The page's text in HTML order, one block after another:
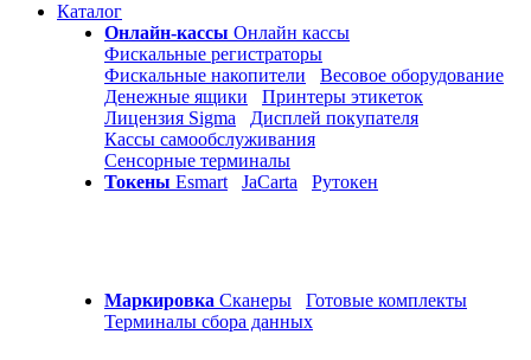
Каталог
Онлайн-кассы Онлайн кассы
Фискальные регистраторы
Фискальные накопители
Весовое оборудование
Денежные ящики
Принтеры этикеток
Лицензия Sigma
Дисплей покупателя
Кассы самообслуживания
Сенсорные терминалы
Токены Esmart JaCarta Рутокен
Маркировка Сканеры
Готовые комплекты
Терминалы сбора данных